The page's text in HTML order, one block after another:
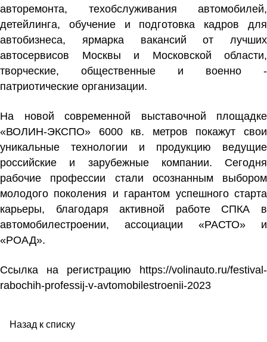
авторемонта, техобслуживания автомобилей,
детейлинга, обучение и подготовка кадров для
автобизнеса, ярмарка вакансий от лучших
автосервисов Москвы и Московской области,
творческие, общественные и военно -
патриотические организации.
На новой современной выставочной площадке
«ВОЛИН-ЭКСПО» 6000 кв. метров покажут свои
уникальные технологии и продукцию ведущие
российские и зарубежные компании. Сегодня
рабочие профессии стали осознанным выбором
молодого поколения и гарантом успешного старта
карьеры, благодаря активной работе СПКА в
автомобилестроении, ассоциации «РАСТО» и
«РОАД».
Ссылка на регистрацию https://volinauto.ru/festival-
rabochih-professij-v-avtomobilestroenii-2023
Назад к списку